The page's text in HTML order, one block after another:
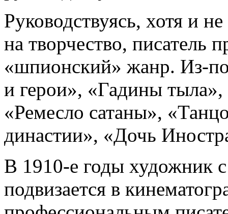
Руководствуясь, хотя и
на творчество, писатель
«шпионский» жанр. Из-
и герои», «Гадины тыла»,
«Ремесло сатаны»,
династии», «Дочь
В 1910-е годы художник
подвизается в